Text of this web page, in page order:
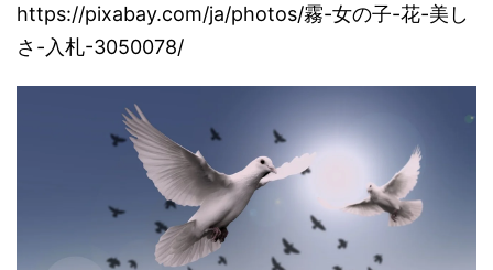
https://pixabay.com/ja/photos/霧-女の子-花-美し
さ-入札-3050078/